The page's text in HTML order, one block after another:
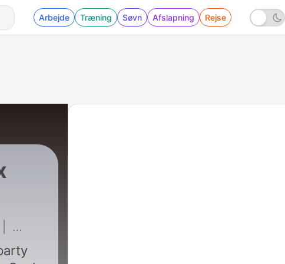
Arbejde Træning Søvn Afslapning Rejse
27 - Best of the Trailride Vol 2